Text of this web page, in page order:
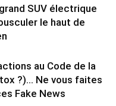
SUV électrique
le haut de
au Code de la
?)… Ne vous faites
Fake News